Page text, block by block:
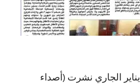
الأربعاء الموافق 14 يناير الجاري نشرت (أصداء